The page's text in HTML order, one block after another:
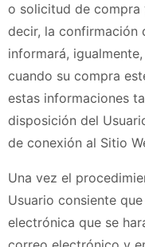
o solicitud de compra
decir, la confirmación
informará,
cuando su compra
estas informaciones
disposición del
de conexión al Sitio
Una vez el
Usuario consiente
electrónica que se